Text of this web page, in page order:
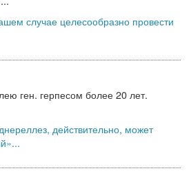
случае целесообразно провести
ген. герпесом более 20 лет.
действительно, может